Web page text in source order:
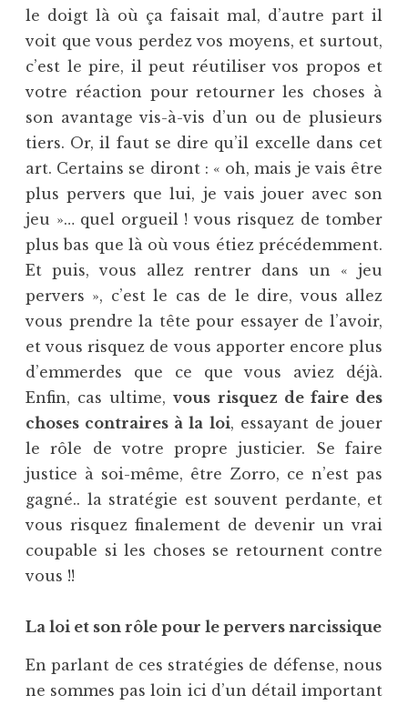
le doigt là où ça faisait mal, d’autre part il
voit que vous perdez vos moyens, et surtout,
c’est le pire, il peut réutiliser vos propos et
votre réaction pour retourner les choses à
son avantage vis-à-vis d’un ou de plusieurs
tiers. Or, il faut se dire qu’il excelle dans cet
art. Certains se diront : « oh, mais je vais être
plus pervers que lui, je vais jouer avec son
jeu »… quel orgueil ! vous risquez de tomber
plus bas que là où vous étiez précédemment.
Et puis, vous allez rentrer dans un « jeu
pervers », c’est le cas de le dire, vous allez
vous prendre la tête pour essayer de l’avoir,
et vous risquez de vous apporter encore plus
d’emmerdes que ce que vous aviez déjà.
Enfin, cas ultime,vous risquez de faire des
choses contraires à la loi, essayant de jouer
le rôle de votre propre justicier. Se faire
justice à soi-même, être Zorro, ce n’est pas
gagné.. la stratégie est souvent perdante, et
vous risquez finalement de devenir un vrai
coupable si les choses se retournent contre
vous !!
La loi et son rôle pour le pervers narcissique
En parlant de ces stratégies de défense, nous
ne sommes pas loin ici d’un détail important